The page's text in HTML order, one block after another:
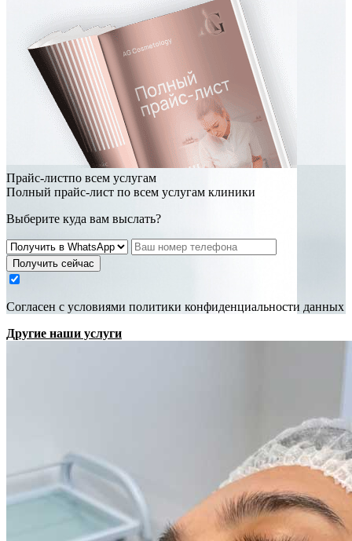
Прайс-листпо всем услугам
Полный прайс-лист по всем услугам клиники
Выберите куда вам выслать?
Получить сейчас
Cогласен с условиями политики конфиденциальности данных
Другие наши услуги